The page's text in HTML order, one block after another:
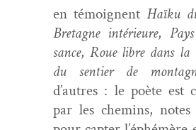
en témoignent Haïku
Bre­tagne intérieure,
sance, Roue libre dans la
du sen­tier de
d’autres : le poète est
par les chemins,